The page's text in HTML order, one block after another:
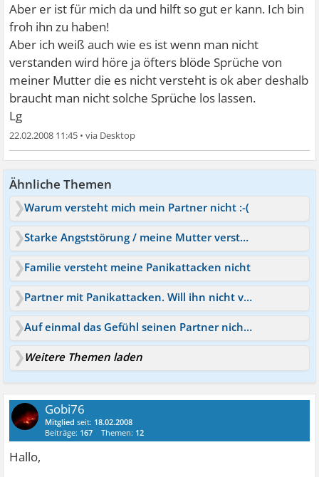
Aber er ist für mich da und hilft so gut er kann. Ich bin
froh ihn zu haben!
Aber ich weiß auch wie es ist wenn man nicht
verstanden wird höre ja öfters blöde Sprüche von
meiner Mutter die es nicht versteht is ok aber deshalb
braucht man nicht solche Sprüche los lassen.
Lg
22.02.2008 11:45 •
Ähnliche Themen
Warum versteht mich mein Partner nicht :-(
Starke Angststörung / meine Mutter versteht mich nicht
Familie versteht meine Panikattacken nicht
Partner mit Panikattacken. Will ihn nicht verlieren!
Auf einmal das Gefühl seinen Partner nicht zu lieben
Weitere Themen laden
Gobi76
Mitglied seit: 18.02.2008
Beiträge: 167 Themen: 12
Hallo,